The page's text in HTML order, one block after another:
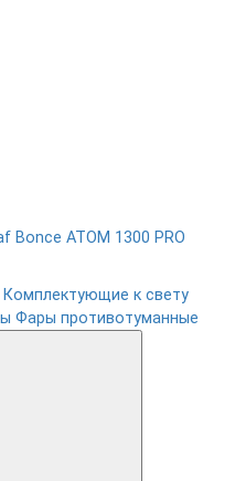
Bonce ATOM 1300 PRO
Комплектующие к свету
Фары противотуманные